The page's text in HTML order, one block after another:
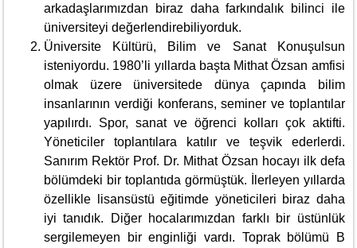
arkadaşlarımızdan biraz daha farkındalık bilinci ile
üniversiteyi değerlendirebiliyorduk.
Üniversite Kültürü, Bilim ve Sanat Konuşulsun
isteniyordu. 1980’li yıllarda başta Mithat Özsan amfisi
olmak üzere üniversitede dünya çapında bilim
insanlarının verdiği konferans, seminer ve toplantılar
yapılırdı. Spor, sanat ve öğrenci kolları çok aktifti.
Yöneticiler toplantılara katılır ve teşvik ederlerdi.
Sanırım Rektör Prof. Dr. Mithat Özsan hocayı ilk defa
bölümdeki bir toplantıda görmüştük. İlerleyen yıllarda
özellikle lisansüstü eğitimde yöneticileri biraz daha
iyi tanıdık. Diğer hocalarımızdan farklı bir üstünlük
sergilemeyen bir enginliği vardı. Toprak bölümü B